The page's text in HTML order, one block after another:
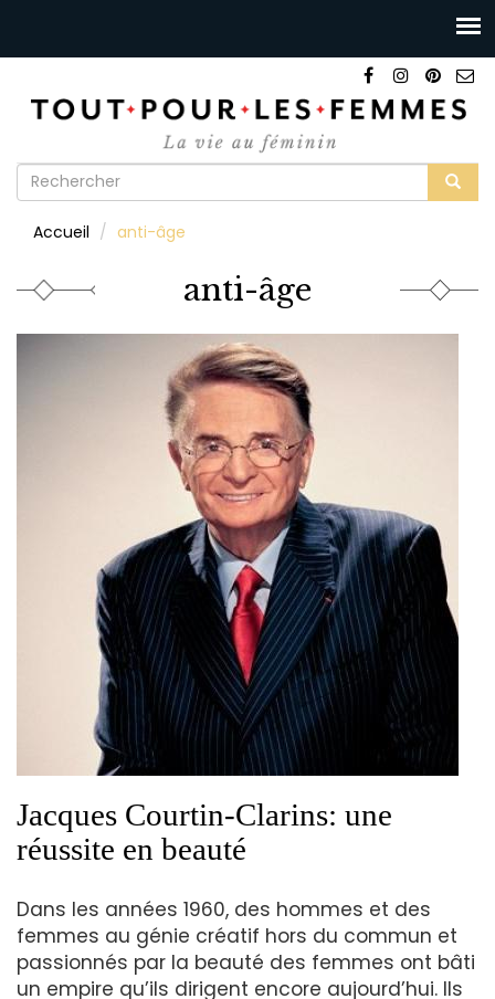
Formulaire
recherche
Accueil anti-âge
anti-âge
Jacques Courtin-Clarins: une
réussite en beauté
Dans les années 1960, des hommes et des
femmes au génie créatif hors du commun et
passionnés par la beauté des femmes ont bâti
un empire qu’ils dirigent encore aujourd’hui. Ils